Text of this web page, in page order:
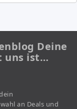
Deine
uns ist…
an Deals und